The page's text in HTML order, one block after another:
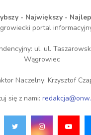
- Największy -
portal
ul. ul.
Wągrowiec
Naczelny: Krzysztof
się z nami: